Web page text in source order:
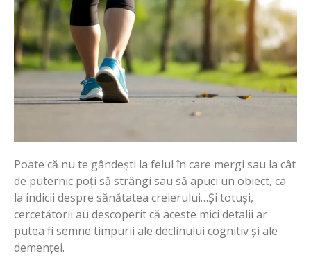
Poate că nu te gândești la felul în care mergi sau la cât
de puternic poți să strângi sau să apuci un obiect, ca
la indicii despre sănătatea creierului…Și totuși,
cercetătorii au descoperit că aceste mici detalii ar
putea fi semne timpurii ale declinului cognitiv și ale
demenței.